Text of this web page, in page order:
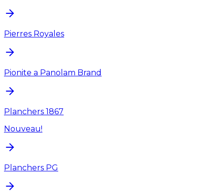
Pierres Royales
Pionite a Panolam Brand
Planchers 1867
Nouveau!
Planchers PG